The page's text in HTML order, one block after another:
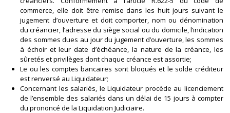
commerce, elle doit être remise dans les huit jours suivant le
jugement d’ouverture et doit comporter, nom ou dénomination
du créancier, l’adresse du siège social ou du domicile, l’indication
des sommes dues au jour du jugement d’ouverture, les sommes
à échoir et leur date d’échéance, la nature de la créance, les
sûretés et privilèges dont chaque créance est assortie;
Le ou les comptes bancaires sont bloqués et le solde créditeur
est renversé au Liquidateur;
Concernant les salariés, le Liquidateur procède au licenciement
de l’ensemble des salariés dans un délai de 15 jours à compter
du prononcé de la Liquidation Judiciaire.